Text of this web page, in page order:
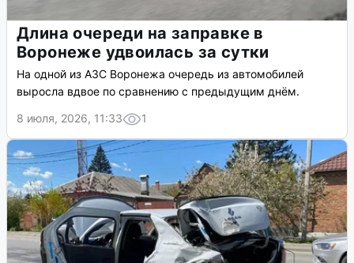
Длина очереди на заправке в
Воронеже удвоилась за сутки
На одной из АЗС Воронежа очередь из автомобилей
выросла вдвое по сравнению с предыдущим днём.
8 июля, 2026, 11:33
1